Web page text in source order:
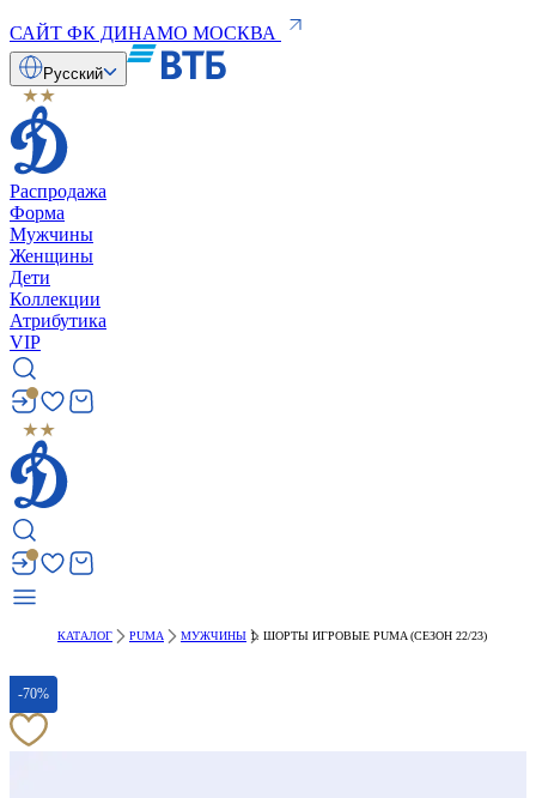
САЙТ ФК ДИНАМО МОСКВА
Русский
Распродажа
Форма
Мужчины
Женщины
Дети
Коллекции
Атрибутика
VIP
КАТАЛОГ PUMA МУЖЧИНЫ ШОРТЫ ИГРОВЫЕ PUMA (СЕЗОН 22/23)
-70%